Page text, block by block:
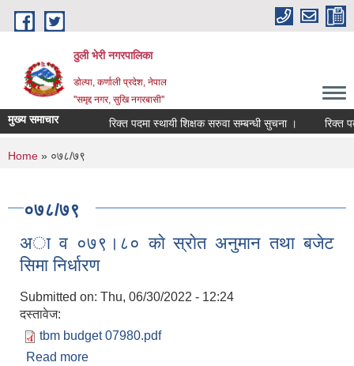
Skip to main content
ठुली भेरी नगरपालिका
डाेल्पा, कर्णाली प्रदेश, नेपाल
''समृद्द नगर, सुखि नगरबासी''
मुख्य समाचार रिक्त पदमा स्थायी शिक्षक सरुवा सम्बन्धी सुचना । रिक्त
You are here
Home » ०७८/७९
०७८/७९
अा व ०७९।८० काे स्राेत अनुमान तथा बजेट
सिमा निर्धारण
Submitted on: Thu, 06/30/2022 - 12:24
दस्तावेज:
tbm budget 07980.pdf
Read more